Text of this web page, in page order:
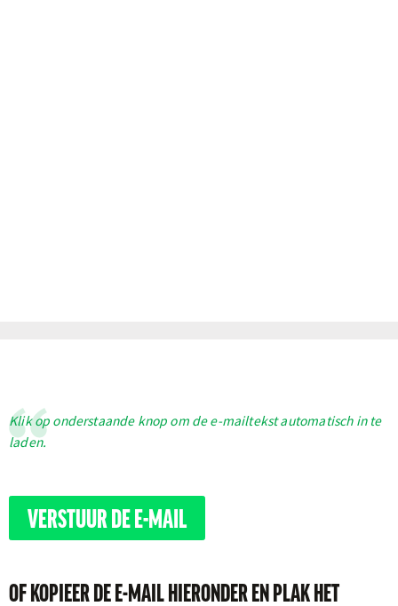
Klik op onderstaande knop om de e-mailtekst automatisch in te
laden.
VERSTUUR DE E-MAIL
OF KOPIEER DE E-MAIL HIERONDER EN PLAK HET